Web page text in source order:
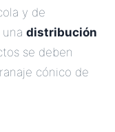
y de
distribución
se deben
cónico de